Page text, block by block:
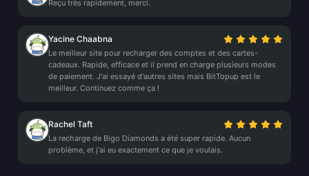
Reçu très rapidement, merci.
Yacine Chaabna
Le meilleur site pour recharger des comptes et des cartes-
cadeaux. Rapide, efficace et il prend en charge plusieurs modes
de paiement. J'ai essayé d'autres sites mais BitTopup est le
meilleur. Continuez comme ça !
Rachel Taft
La recharge de Bigo Diamonds a été super rapide. Aucun
problème, et j'ai eu exactement ce que je voulais.